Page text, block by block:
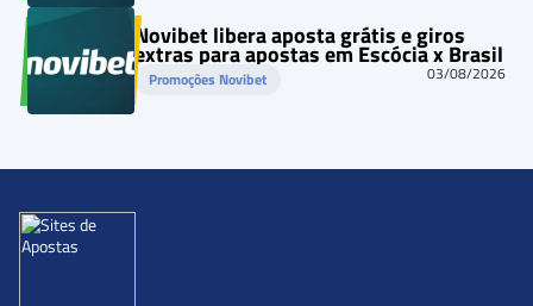
Novibet libera aposta grátis e giros
extras para apostas em Escócia x Brasil
Promoções Novibet 03/08/2026